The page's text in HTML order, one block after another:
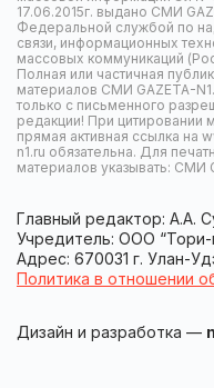
17.06.2015г. выдано СМИ
Федеральной службой по
связи, информационных
массовых коммуникаций
Полная или частичная
материалов СМИ GAZETA-
только с письменного
редакции! При цитировании
прямая активная ссылка на
n1.ru обязательна. Для
материалов указывать: СМИ
Главный редактор: А.А.
Учредитель: ООО “Тори-
Адрес: 670031 г. Улан-
Политика в отношении
Дизайн и разработка —